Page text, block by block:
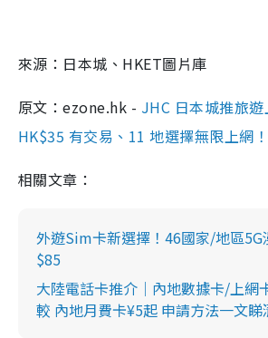
來源：日本城、HKET圖片庫
原文：ezone.hk - JHC 日本城推旅
HK$35 有交易、11 地選擇無限上網！
相關文章：
外遊Sim卡新選擇！46國家/地區5G
$85
大陸電話卡推介｜內地數據卡/上網
較 內地月費卡¥5起 申請方法一文睇